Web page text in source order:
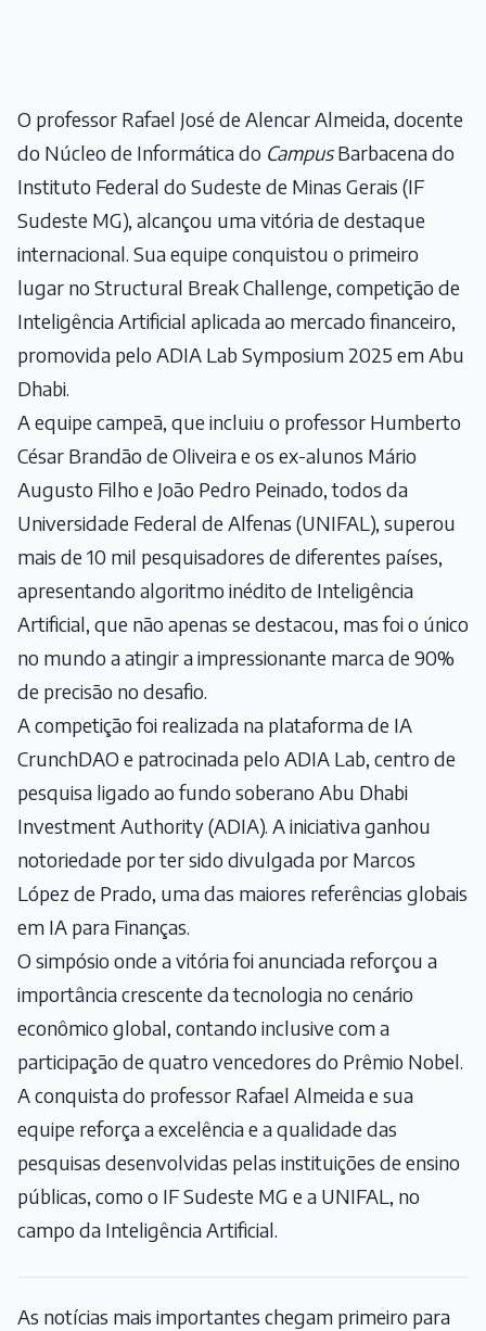
O professor Rafael José de Alencar Almeida, docente
do Núcleo de Informática do CampusBarbacena do
Instituto Federal do Sudeste de Minas Gerais (IF
Sudeste MG), alcançou uma vitória de destaque
internacional. Sua equipe conquistou o primeiro
lugar no Structural Break Challenge, competição de
Inteligência Artificial aplicada ao mercado financeiro,
promovida pelo ADIA Lab Symposium 2025 em Abu
Dhabi.
A equipe campeã, que incluiu o professor Humberto
César Brandão de Oliveira e os ex-alunos Mário
Augusto Filho e João Pedro Peinado, todos da
Universidade Federal de Alfenas (UNIFAL), superou
mais de 10 mil pesquisadores de diferentes países,
apresentando algoritmo inédito de Inteligência
Artificial, que não apenas se destacou, mas foi o único
no mundo a atingir a impressionante marca de 90%
de precisão no desafio.
A competição foi realizada na plataforma de IA
CrunchDAO e patrocinada pelo ADIA Lab, centro de
pesquisa ligado ao fundo soberano Abu Dhabi
Investment Authority (ADIA). A iniciativa ganhou
notoriedade por ter sido divulgada por Marcos
López de Prado, uma das maiores referências globais
em IA para Finanças.
O simpósio onde a vitória foi anunciada reforçou a
importância crescente da tecnologia no cenário
econômico global, contando inclusive com a
participação de quatro vencedores do Prêmio Nobel.
A conquista do professor Rafael Almeida e sua
equipe reforça a excelência e a qualidade das
pesquisas desenvolvidas pelas instituições de ensino
públicas, como o IF Sudeste MG e a UNIFAL, no
campo da Inteligência Artificial.
As notícias mais importantes chegam primeiro para